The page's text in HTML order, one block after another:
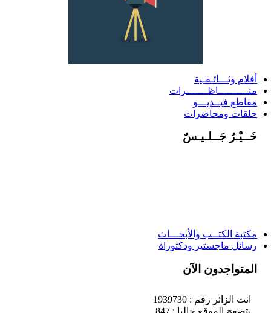
أفلام وثـــائـقـية
منــــــــــاظـــــــرات
مقاطع فيــديـــو
حلقات ومحاضرات
خَــيْـرُ جَــلـيـسٌ
مكتبة الكتــب والأبحـــاث
رسائل ماجستير ودكتوراة
المتواجدون الآن
انت الزائر رقم : 1939730
يتصفح الموقع حاليا : 847